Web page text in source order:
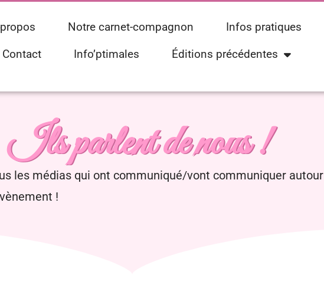
Notre carnet-compagnon
Infos pratiques
Contact
Info’ptimales Éditions précédentes
Ils parlent de nous !
les médias qui ont communiqué/vont communiquer autour
!